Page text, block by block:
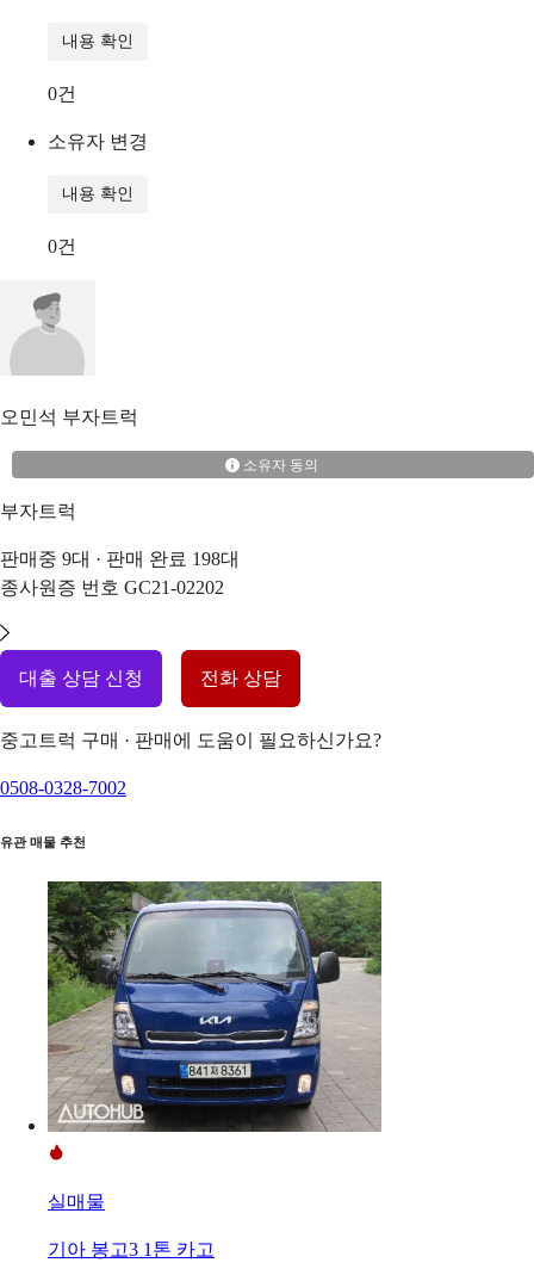
내용 확인
0건
소유자 변경
내용 확인
0건
오민석 부자트럭
소유자 동의
부자트럭
판매중 9대 · 판매 완료 198대
종사원증 번호 GC21-02202
대출 상담 신청 전화 상담
중고트럭 구매 · 판매에 도움이 필요하신가요?
0508-0328-7002
유관 매물 추천
실매물
기아 봉고3 1톤 카고